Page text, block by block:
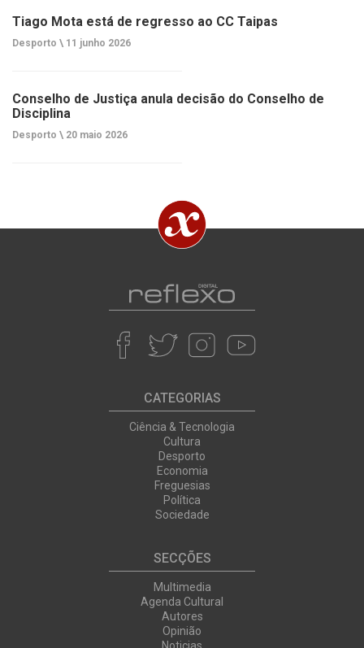
Tiago Mota está de regresso ao CC Taipas
Desporto \ 11 junho 2026
Conselho de Justiça anula decisão do Conselho de
Disciplina
Desporto \ 20 maio 2026
CATEGORIAS
Ciência & Tecnologia
Cultura
Desporto
Economia
Freguesias
Política
Sociedade
SECÇÕES
Multimedia
Agenda Cultural
Autores
Opinião